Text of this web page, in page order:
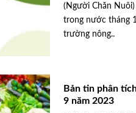
(Người Chăn
trong nước tháng
trường nông..
Bản tin phân
9 năm 2023